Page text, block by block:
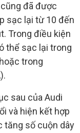
đã được
sạc lại từ 10 đến
Trong điều kiện
thể sạc lại trong
trong
sau của Audi
và hiện kết hợp
tăng số cuộn dây